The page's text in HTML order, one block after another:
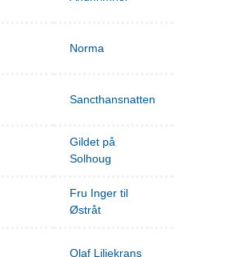
Norma
Sancthansnatten
Gildet på
Solhoug
Fru Inger til
Østråt
Olaf Liljekrans